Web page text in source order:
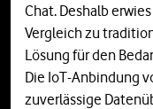
Chat. Deshalb
Vergleich zu
Lösung für den
Die IoT-Anbindung
zuverlässige